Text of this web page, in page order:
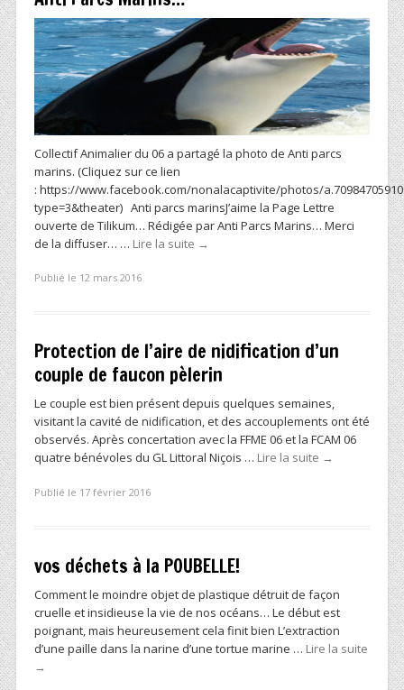
Collectif Animalier du 06 a partagé la photo de Anti parcs
marins. (Cliquez sur ce lien
: https://www.facebook.com/nonalacaptivite/photos/
type=3&theater) Anti parcs marinsJ’aime la Page Lettre
ouverte de Tilikum… Rédigée par Anti Parcs Marins… Merci
de la diffuser… … Lire la suite →
Publié le 12 mars 2016
Protection de l’aire de nidification d’un
couple de faucon pèlerin
Le couple est bien présent depuis quelques semaines,
visitant la cavité de nidification, et des accouplements ont été
observés. Après concertation avec la FFME 06 et la FCAM 06
quatre bénévoles du GL Littoral Niçois … Lire la suite →
Publié le 17 février 2016
vos déchets à la POUBELLE!
Comment le moindre objet de plastique détruit de façon
cruelle et insidieuse la vie de nos océans… Le début est
poignant, mais heureusement cela finit bien L’extraction
d’une paille dans la narine d’une tortue marine … Lire la suite
→